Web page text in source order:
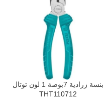
إضافة إلى السلة
بنسة زرادية 7بوصة 1 لون توتال
THT110712